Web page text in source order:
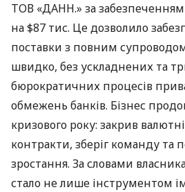
ТОВ «ДАНН.» за
на $87 тис. Це дозволило
поставки з повним
швидко, без ускладнених та
бюрократичних процесів
обмежень банків. Бізнес
кризового року: закрив
контракти, зберіг команду та
зростання. За словами
стало не лише інструментом